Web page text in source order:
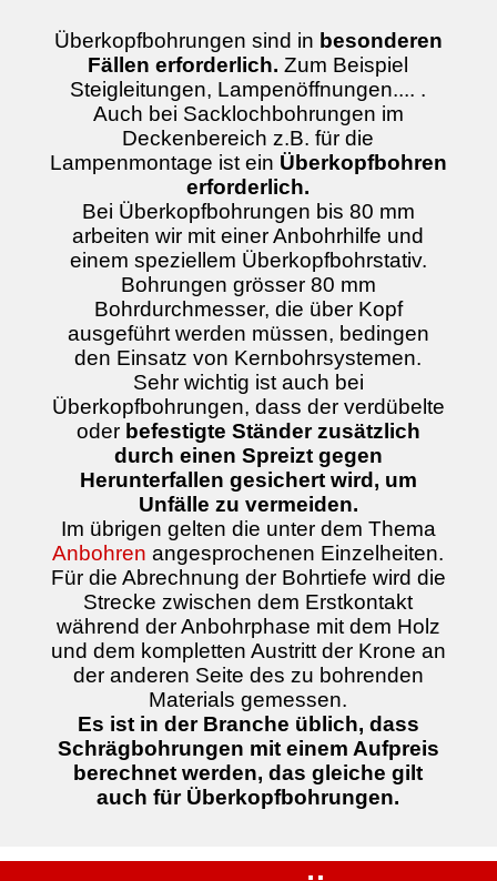
Überkopfbohrungen sind in besonderen
Fällen erforderlich. Zum Beispiel
Steigleitungen, Lampenöffnungen.... .
Auch bei Sacklochbohrungen im
Deckenbereich z.B. für die
Lampenmontage ist ein Überkopfbohren
erforderlich.
Bei Überkopfbohrungen bis 80 mm
arbeiten wir mit einer Anbohrhilfe und
einem speziellem Überkopfbohrstativ.
Bohrungen grösser 80 mm
Bohrdurchmesser, die über Kopf
ausgeführt werden müssen, bedingen
den Einsatz von Kernbohrsystemen.
Sehr wichtig ist auch bei
Überkopfbohrungen, dass der verdübelte
oder befestigte Ständer zusätzlich
durch einen Spreizt gegen
Herunterfallen gesichert wird, um
Unfälle zu vermeiden.
Im übrigen gelten die unter dem Thema
Anbohren angesprochenen Einzelheiten.
Für die Abrechnung der Bohrtiefe wird die
Strecke zwischen dem Erstkontakt
während der Anbohrphase mit dem Holz
und dem kompletten Austritt der Krone an
der anderen Seite des zu bohrenden
Materials gemessen.
Es ist in der Branche üblich, dass
Schrägbohrungen mit einem Aufpreis
berechnet werden, das gleiche gilt
auch für Überkopfbohrungen.